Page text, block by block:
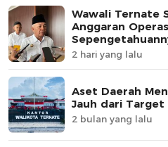
Wawali Ternate
Anggaran
2 hari yang lalu
Aset Daerah
Jauh dari Target
2 bulan yang lalu